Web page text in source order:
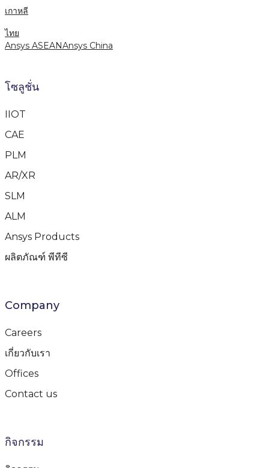
เกาหลี
ไทย
Ansys ASEANAnsys China
โซลูชั่น
IIOT
CAE
PLM
AR/XR
SLM
ALM
Ansys Products
ผลิตภัณฑ์ พีทีซี
Company
Careers
เกี่ยวกับเรา
Offices
Contact us
กิจกรรม